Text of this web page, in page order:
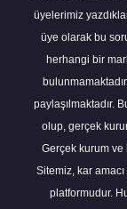
üyelerimiz
üye olarak bu
herhangi bir
paylaşılmaktadır.
olup, gerçek
Gerçek kurum
Sitemiz, kar
platformudur.